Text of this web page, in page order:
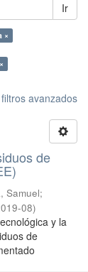
Ir
×
avanzados
de
Samuel;
08)
y la
de